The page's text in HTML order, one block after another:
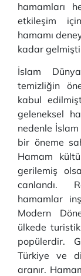
hamamları
etkileşim
hamamı
kadar
İslam
temizliğin
kabul
geleneksel
nedenle
bir öneme
Hamam
gerilemiş
canlandı.
hamamlar
Modern
ülkede
popülerdir.
Türkiye ve
aranır.